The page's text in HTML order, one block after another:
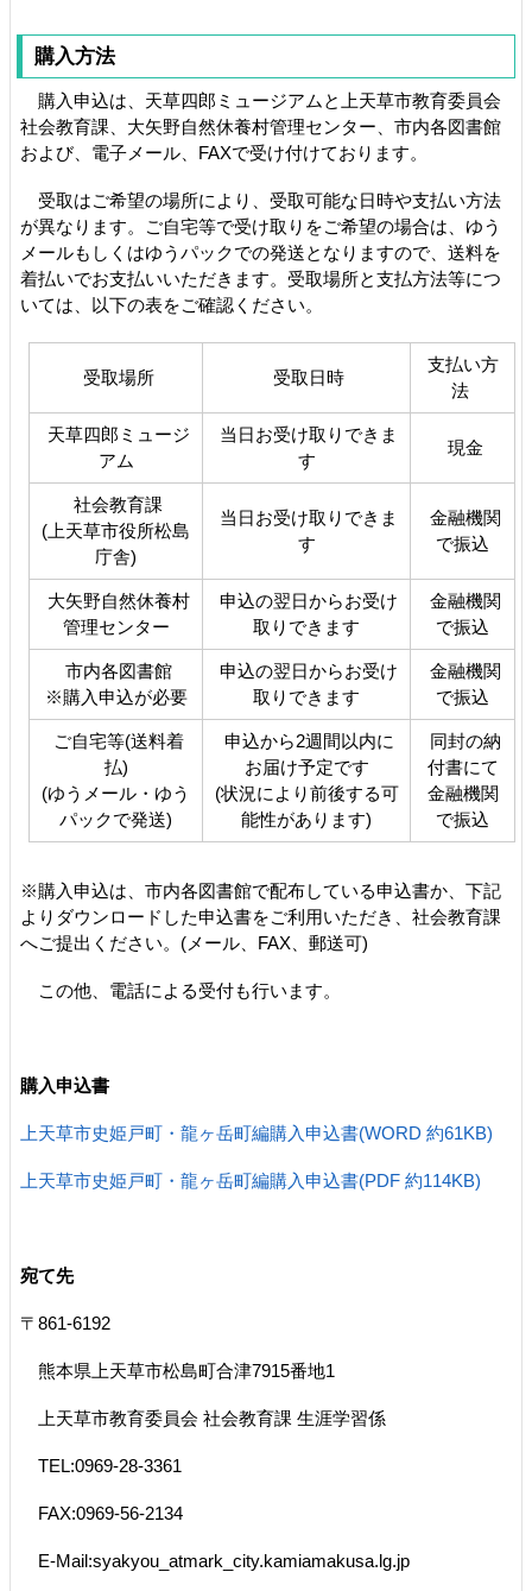
購入方法
購入申込は、天草四郎ミュージアムと上天草市教育委員会
社会教育課、大矢野自然休養村管理センター、市内各図書館
および、電子メール、FAXで受け付けております。
受取はご希望の場所により、受取可能な日時や支払い方法
が異なります。ご自宅等で受け取りをご希望の場合は、ゆう
メールもしくはゆうパックでの発送となりますので、送料を
着払いでお支払いいただきます。受取場所と支払方法等につ
いては、以下の表をご確認ください。
受取場所 受取日時
支払い方
法
天草四郎ミュージ
アム
当日お受け取りできま
す
現金
社会教育課
(上天草市役所松島
庁舎)
当日お受け取りできま
す
金融機関
で振込
大矢野自然休養村
管理センター
申込の翌日からお受け
取りできます
金融機関
で振込
市内各図書館
※購入申込が必要
申込の翌日からお受け
取りできます
金融機関
で振込
ご自宅等(送料着
払)
(ゆうメール・ゆう
パックで発送)
申込から2週間以内に
お届け予定です
(状況により前後する可
能性があります)
同封の納
付書にて
金融機関
で振込
※購入申込は、市内各図書館で配布している申込書か、下記
よりダウンロードした申込書をご利用いただき、社会教育課
へご提出ください。(メール、FAX、郵送可)
この他、電話による受付も行います。
購入申込書
上天草市史姫戸町・龍ヶ岳町編購入申込書(WORD 約61KB)
上天草市史姫戸町・龍ヶ岳町編購入申込書(PDF 約114KB)
宛て先
〒861-6192
熊本県上天草市松島町合津7915番地1
上天草市教育委員会 社会教育課 生涯学習係
TEL:0969-28-3361
FAX:0969-56-2134
E-Mail:syakyou_atmark_city.kamiamakusa.lg.jp